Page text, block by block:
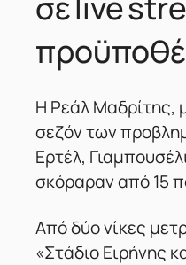
Η Ρεάλ Μαδρίτης,
σεζόν των
Ερτέλ,
σκόραραν από 15
Από δύο νίκες
«Στάδιο Ειρήνης